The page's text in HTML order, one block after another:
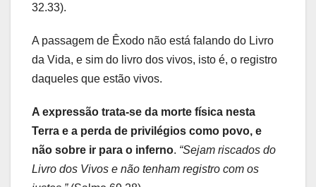
32.33).
A passagem de Êxodo não está falando do Livro
da Vida, e sim do livro dos vivos, isto é, o registro
daqueles que estão vivos.
A expressão trata-se da morte física nesta
Terra e a perda de privilégios como povo, e
não sobre ir para o inferno. “Sejam riscados do
Livro dos Vivos e não tenham registro com os